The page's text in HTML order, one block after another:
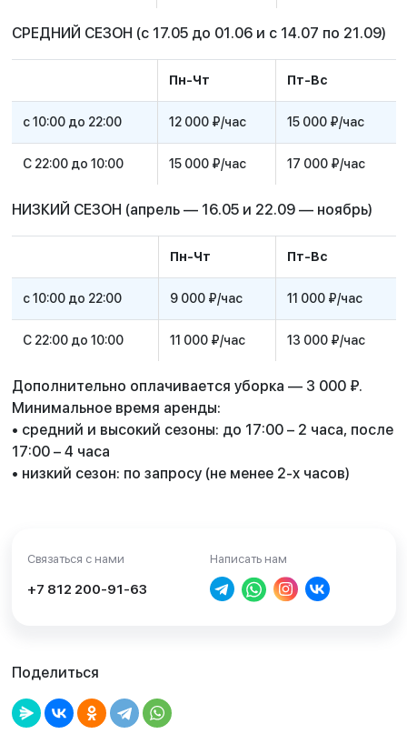
СРЕДНИЙ СЕЗОН (с 17.05 до 01.06 и с 14.07 по 21.09)
Пн-Чт Пт-Вс
с 10:00 до 22:00 12 000 ₽/час 15 000 ₽/час
С 22:00 до 10:00 15 000 ₽/час 17 000 ₽/час
НИЗКИЙ СЕЗОН (апрель — 16.05 и 22.09 — ноябрь)
Пн-Чт Пт-Вс
с 10:00 до 22:00 9 000 ₽/час 11 000 ₽/час
С 22:00 до 10:00 11 000 ₽/час 13 000 ₽/час
Дополнительно оплачивается уборка — 3 000 ₽.
Минимальное время аренды:
• средний и высокий сезоны: до 17:00 – 2 часа, после
17:00 – 4 часа
• низкий сезон: по запросу (не менее 2-х часов)
Связаться с нами
+7 812 200-91-63
Написать нам
Поделиться